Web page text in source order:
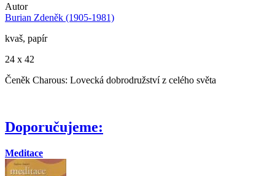
Autor
Burian Zdeněk (1905-1981)
kvaš, papír
24 x 42
Čeněk Charous: Lovecká dobrodružství z celého světa
Doporučujeme:
Meditace